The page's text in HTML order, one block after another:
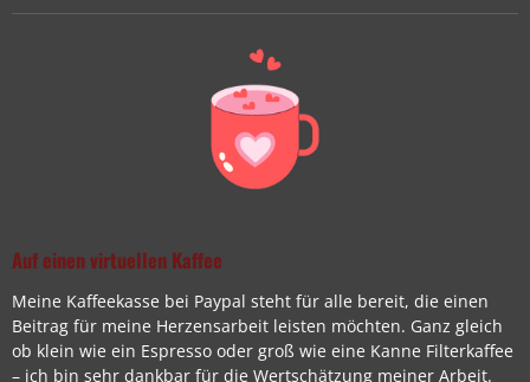
Auf einen virtuellen Kaffee
Meine Kaffeekasse bei Paypal steht für alle bereit, die einen
Beitrag für meine Herzensarbeit leisten möchten. Ganz gleich
ob klein wie ein Espresso oder groß wie eine Kanne Filterkaffee
– ich bin sehr dankbar für die Wertschätzung meiner Arbeit.